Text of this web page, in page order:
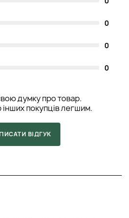
нанесіть зволожуючий
: Використовуйте легкі масажні
крему, щоб активувати кровообіг.
Перед першим використанням
тест на чутливість.
безпечно використовувати на
важливо для людей з чутливою
забудьте нанести сонцезахисний
Засоби для чищення можуть
до ультрафіолетових променів,
0
0
0
думку про товар.
інших покупців легшим.
ВІДГУК